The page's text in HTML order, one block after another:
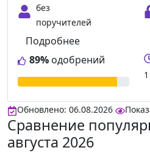
без
поручителей
89% одобрений
Подробнее
Обновлено: 06.08.2026
Сравнение
августа 2026